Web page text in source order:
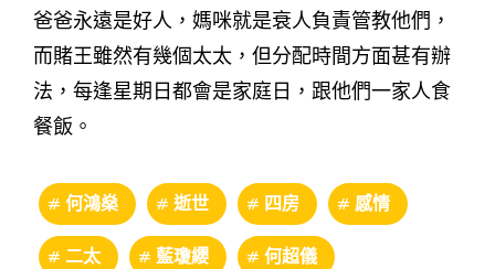
爸爸永遠是好人，媽咪就是衰人負責管教他們，
而賭王雖然有幾個太太，但分配時間方面甚有辦
法，每逢星期日都會是家庭日，跟他們一家人食
餐飯。
何鴻燊 逝世 四房 感情
二太 藍瓊纓 何超儀